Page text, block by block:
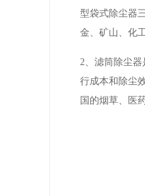
型袋式除尘器
金、矿山、化
2、滤筒除尘
行成本和除尘
国的烟草、医